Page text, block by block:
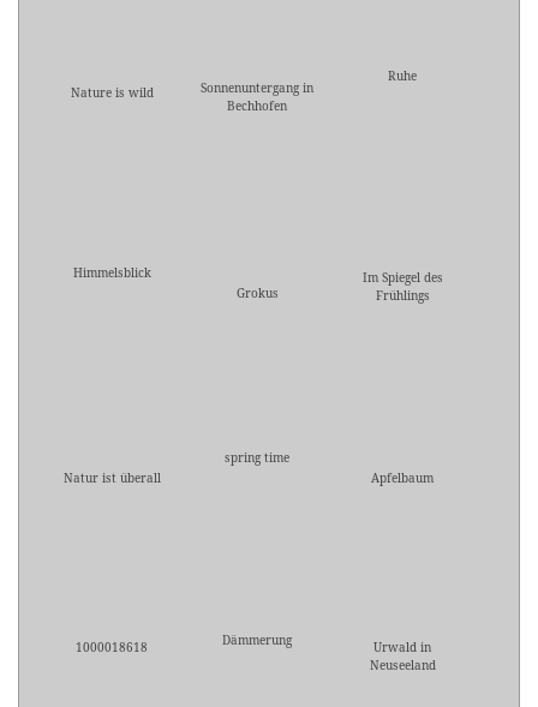
Nature is wild
Sonnenuntergang in
Bechhofen
Ruhe
Himmelsblick
Grokus
Im Spiegel des
Frühlings
Natur ist überall
spring time
Apfelbaum
1000018618 Dämmerung
Urwald in
Neuseeland